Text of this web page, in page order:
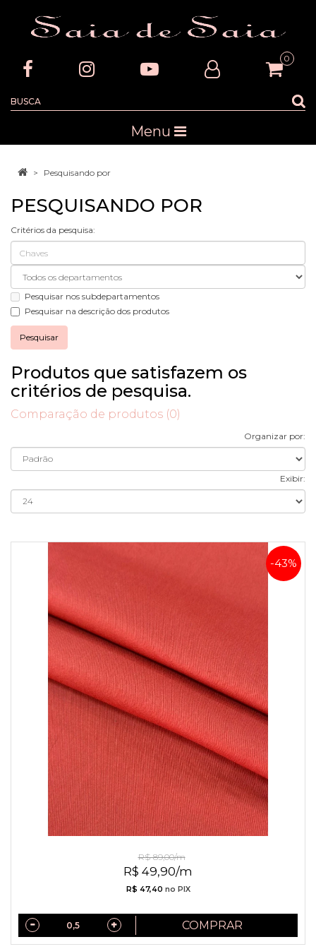
0
Menu
Pesquisando por
PESQUISANDO POR
Critérios da pesquisa:
Pesquisar nos subdepartamentos
Pesquisar na descrição dos produtos
Produtos que satisfazem os
critérios de pesquisa.
Comparação de produtos (0)
Organizar por:
Exibir:
R$ 49,90/m
R$ 89,00/m
-43%
R$ 47,40 no PIX
COMPRAR